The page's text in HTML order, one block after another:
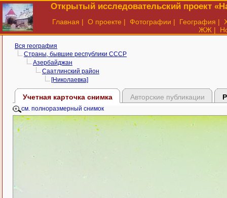
Открытый исследовательский проект
Главная | О проекте | Фотографии | География |
ЖЖ |
Вся география
Страны, бывшие республики СССР
Азербайджан
Саатлинский район
[Николаевка]
Учетная карточка снимка Авторские публикации
см. полноразмерный снимок